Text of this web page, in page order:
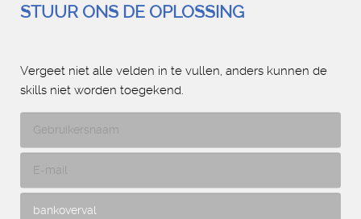
STUUR ONS DE OPLOSSING
Vergeet niet alle velden in te vullen, anders kunnen de
skills niet worden toegekend.